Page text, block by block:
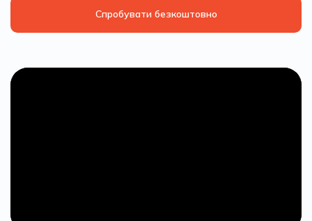
Спробувати безкоштовно